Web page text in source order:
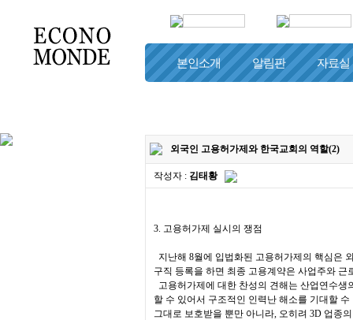
본인소개 알림판 자료실
외국인 고용허가제와 한국교회의 역할(2)
작성자 : 김태황
3. 고용허가제 실시의 쟁점
지난해 8월에 입법화된 고용허가제의 핵심은
구직 등록을 하면 최종 고용계약은 사업주와
고용허가제에 대한 찬성의 견해는 산업연수
할 수 있어서 구조적인 인력난 해소를 기대할
그대로 보호받을 뿐만 아니라, 오히려 3D 업종